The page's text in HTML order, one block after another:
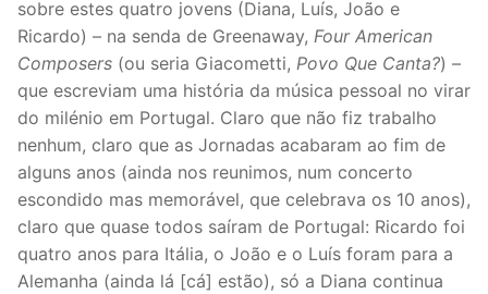
sobre estes quatro jovens (Diana, Luís, João e
Ricardo) – na senda de Greenaway, Four American
Composers (ou seria Giacometti, Povo Que Canta?) –
que escreviam uma história da música pessoal no virar
do milénio em Portugal. Claro que não fiz trabalho
nenhum, claro que as Jornadas acabaram ao fim de
alguns anos (ainda nos reunimos, num concerto
escondido mas memorável, que celebrava os 10 anos),
claro que quase todos saíram de Portugal: Ricardo foi
quatro anos para Itália, o João e o Luís foram para a
Alemanha (ainda lá [cá] estão), só a Diana continua